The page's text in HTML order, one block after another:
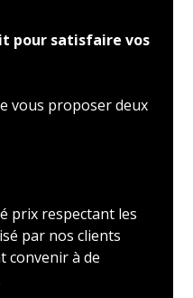
pour satisfaire vos
vous proposer deux
prix respectant les
par nos clients
convenir à de